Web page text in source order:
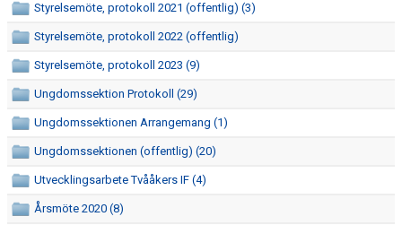
Styrelsemöte, protokoll 2021 (offentlig) (3)
Styrelsemöte, protokoll 2022 (offentlig)
Styrelsemöte, protokoll 2023 (9)
Ungdomssektion Protokoll (29)
Ungdomssektionen Arrangemang (1)
Ungdomssektionen (offentlig) (20)
Utvecklingsarbete Tvååkers IF (4)
Årsmöte 2020 (8)